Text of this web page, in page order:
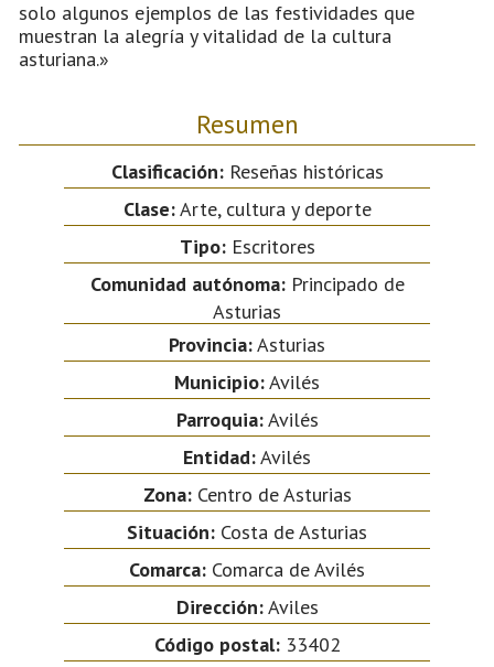
solo algunos ejemplos de las festividades que
muestran la alegría y vitalidad de la cultura
asturiana.»
Resumen
Clasificación:Reseñas históricas
Clase:Arte, cultura y deporte
Tipo:Escritores
Comunidad autónoma:Principado de
Asturias
Provincia:Asturias
Municipio:Avilés
Parroquia:Avilés
Entidad:Avilés
Zona:Centro de Asturias
Situación: Costa de Asturias
Comarca: Comarca de Avilés
Dirección:Aviles
Código postal:33402